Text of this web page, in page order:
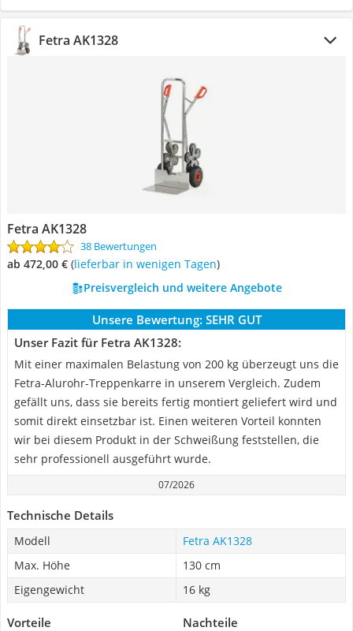
Fetra AK1328
Fetra AK1328
38 Bewertungen
ab 472,00 € ( Lieferbar in wenigen Tagen)
Preisvergleich und weitere Angebote
Unsere Bewertung: SEHR GUT
Unser Fazit für Fetra AK1328:
Mit einer maximalen Belastung von 200 kg überzeugt uns die
Fetra-Alurohr-Treppenkarre in unserem Vergleich. Zudem
gefällt uns, dass sie bereits fertig montiert geliefert wird und
somit direkt einsetzbar ist. Einen weiteren Vorteil konnten
wir bei diesem Produkt in der Schweißung feststellen, die
sehr professionell ausgeführt wurde.
07/2026
Technische Details
Modell
Fetra AK1328
Max. Höhe
130 cm
Eigengewicht
16 kg
Vorteile Nachteile